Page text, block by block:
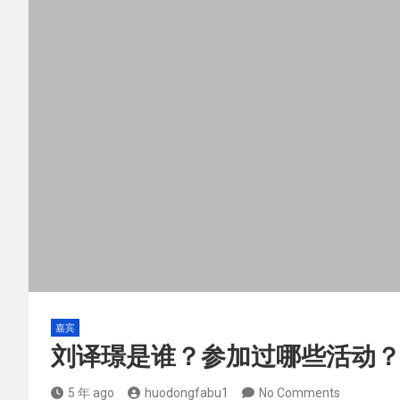
嘉宾
刘译璟是谁？参加过哪些活动？
5 年 ago huodongfabu1 No Comments